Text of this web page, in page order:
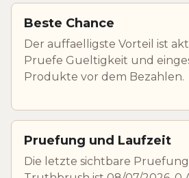
Beste Chance
Der auffaelligste Vorteil ist
Pruefe Gueltigkeit und
Produkte vor dem Bezahlen.
Pruefung und Laufzeit
Die letzte sichtbare